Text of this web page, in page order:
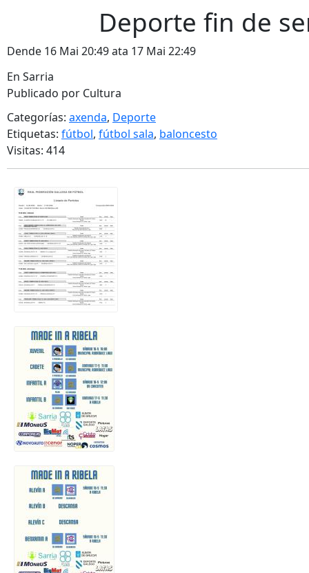
Deporte fin de
Dende 16 Mai 20:49 ata 17 Mai 22:49
En Sarria
Publicado por Cultura
Categorías: axenda, Deporte
Etiquetas: fútbol, fútbol sala, baloncesto
Visitas: 414